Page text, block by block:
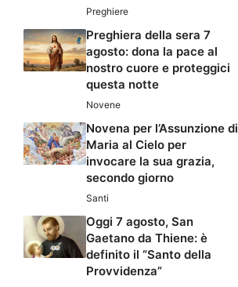
Preghiere
Preghiera della sera 7
agosto: dona la pace al
nostro cuore e proteggici
questa notte
Novene
Novena per l’Assunzione di
Maria al Cielo per
invocare la sua grazia,
secondo giorno
Santi
Oggi 7 agosto, San
Gaetano da Thiene: è
definito il “Santo della
Provvidenza”